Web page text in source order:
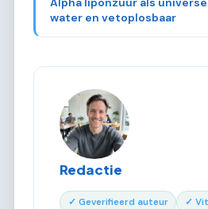
water en vetoplosbaar
Redactie
✓ Geverifieerd auteur ✓